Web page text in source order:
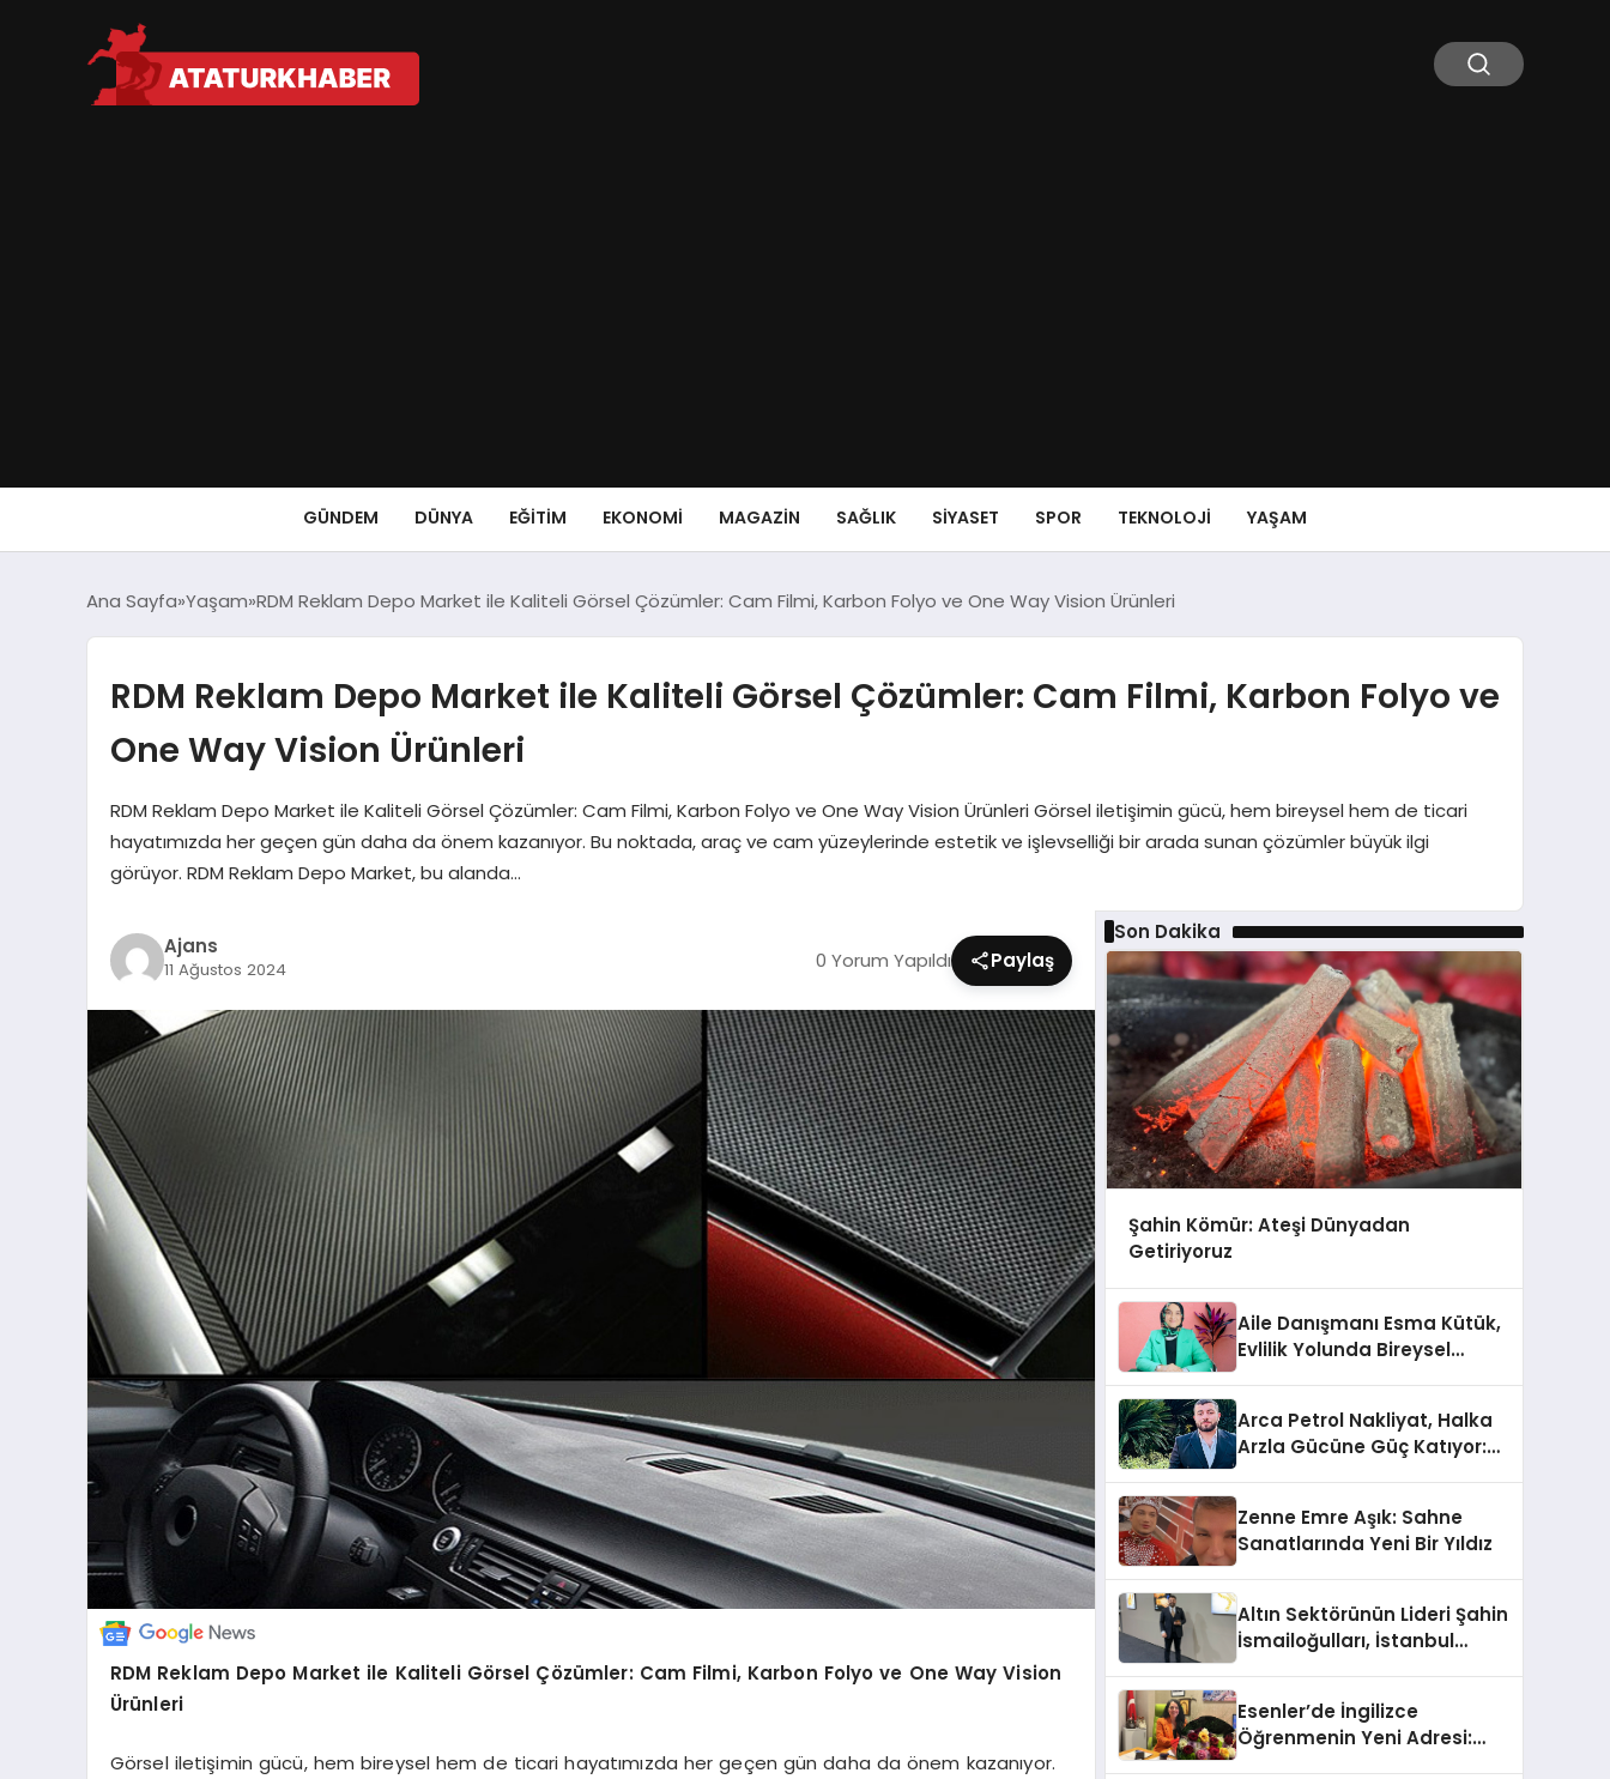
GÜNDEM DÜNYA EĞITIM EKONOMI MAGAZIN SAĞLIK SIYASET SPOR TEKNOLOJI YAŞAM
Ana Sayfa Yaşam RDM Reklam Depo Market ile Kaliteli Görsel Çözümler: Cam Filmi, Karbon Folyo ve One Way Vision Ürünleri
RDM Reklam Depo Market ile Kaliteli Görsel Çözümler: Cam Filmi, Karbon Folyo ve
One Way Vision Ürünleri
RDM Reklam Depo Market ile Kaliteli Görsel Çözümler: Cam Filmi, Karbon Folyo ve One Way Vision Ürünleri Görsel iletişimin gücü, hem bireysel hem de ticari
hayatımızda her geçen gün daha da önem kazanıyor. Bu noktada, araç ve cam yüzeylerinde estetik ve işlevselliği bir arada sunan çözümler büyük ilgi
görüyor. RDM Reklam Depo Market, bu alanda…
Ajans
11 Ağustos 2024 0 Yorum Yapıldı Paylaş
RDM Reklam Depo Market ile Kaliteli Görsel Çözümler: Cam Filmi, Karbon Folyo ve One Way Vision
Ürünleri
Görsel iletişimin gücü, hem bireysel hem de ticari hayatımızda her geçen gün daha da önem kazanıyor.
Son Dakika
Şahin Kömür: Ateşi Dünyadan
Getiriyoruz
Aile Danışmanı Esma Kütük,
Evlilik Yolunda Bireysel
Arca Petrol Nakliyat, Halka
Arzla Gücüne Güç Katıyor:
Yatırım
Zenne Emre Aşık: Sahne
Sanatlarında Yeni Bir Yıldız
Altın Sektörünün Lideri Şahin
İsmailoğulları, İstanbul
Esenler’de İngilizce
Öğrenmenin Yeni Adresi: